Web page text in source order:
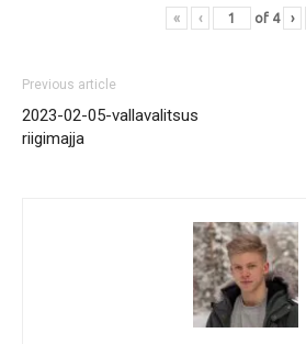
« ‹ of 4 ›
Previous article
2023-02-05-vallavalitsus
riigimajja